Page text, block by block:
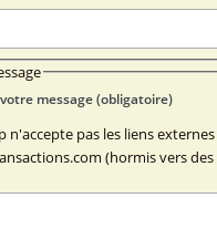
Texte de votre message (obligatoire)
n'accepte pas les liens
(hormis vers des